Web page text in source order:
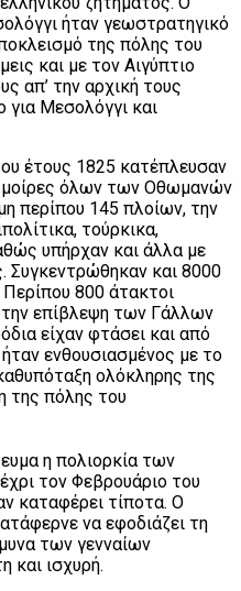
ήταν γεωστρατηγικό
της πόλης του
και με τον Αιγύπτιο
απ’ την αρχική τους
για Μεσολόγγι και
έτους 1825 κατέπλευσαν
μοίρες όλων των Οθωμανών
περίπου 145 πλοίων, την
τούρκικα,
υπήρχαν και άλλα με
Συγκεντρώθηκαν και 8000
800 άτακτοι
την επίβλεψη των Γάλλων
είχαν φτάσει και από
ενθουσιασμένος με το
ολόκληρης της
της πόλης του
η πολιορκία των
τον Φεβρουάριο του
καταφέρει τίποτα. Ο
να εφοδιάζει τη
των γενναίων
και ισχυρή.